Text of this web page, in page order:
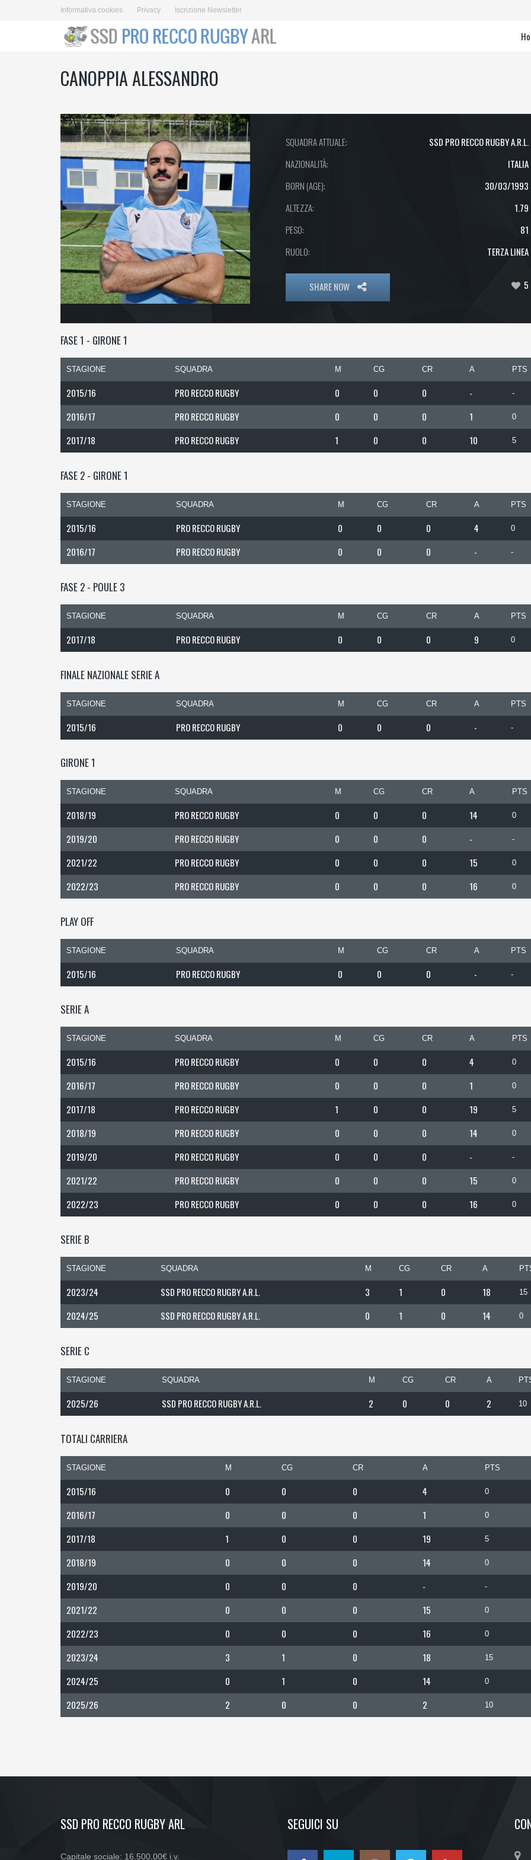
Informativa cookies Privacy Iscrizione Newsletter
CANOPPIA ALESSANDRO
SQUADRA ATTUALE:
SSD PRO RECCO RUGBY A.R.L.
NAZIONALITÀ:
ITALIA
BORN (AGE):
30/03/1993
ALTEZZA:
1.79
PESO:
81
RUOLO:
TERZA LINEA
SHARE NOW 5
FASE 1 - GIRONE 1
STAGIONE SQUADRA M CG CR A PTS
2015/16 PRO RECCO RUGBY 0 0 0 - -
2016/17 PRO RECCO RUGBY 0 0 0 1 0
2017/18 PRO RECCO RUGBY 1 0 0 10 5
FASE 2 - GIRONE 1
STAGIONE SQUADRA M CG CR A PTS
2015/16 PRO RECCO RUGBY 0 0 0 4 0
2016/17 PRO RECCO RUGBY 0 0 0 - -
FASE 2 - POULE 3
STAGIONE SQUADRA M CG CR A PTS
2017/18 PRO RECCO RUGBY 0 0 0 9 0
FINALE NAZIONALE SERIE A
STAGIONE SQUADRA M CG CR A PTS
2015/16 PRO RECCO RUGBY 0 0 0 - -
GIRONE 1
STAGIONE SQUADRA M CG CR A PTS
2018/19 PRO RECCO RUGBY 0 0 0 14 0
2019/20 PRO RECCO RUGBY 0 0 0 - -
2021/22 PRO RECCO RUGBY 0 0 0 15 0
2022/23 PRO RECCO RUGBY 0 0 0 16 0
PLAY OFF
STAGIONE SQUADRA M CG CR A PTS
2015/16 PRO RECCO RUGBY 0 0 0 - -
SERIE A
STAGIONE SQUADRA M CG CR A PTS
2015/16 PRO RECCO RUGBY 0 0 0 4 0
2016/17 PRO RECCO RUGBY 0 0 0 1 0
2017/18 PRO RECCO RUGBY 1 0 0 19 5
2018/19 PRO RECCO RUGBY 0 0 0 14 0
2019/20 PRO RECCO RUGBY 0 0 0 - -
2021/22 PRO RECCO RUGBY 0 0 0 15 0
2022/23 PRO RECCO RUGBY 0 0 0 16 0
SERIE B
STAGIONE SQUADRA M CG CR A
2023/24 SSD PRO RECCO RUGBY A.R.L. 3 1 0 18 15
2024/25 SSD PRO RECCO RUGBY A.R.L. 0 1 0 14 0
SERIE C
STAGIONE SQUADRA M CG CR A
2025/26 SSD PRO RECCO RUGBY A.R.L. 2 0 0 2 10
TOTALI CARRIERA
STAGIONE M CG CR A PTS
2015/16 0 0 0 4 0
2016/17 0 0 0 1 0
2017/18 1 0 0 19 5
2018/19 0 0 0 14 0
2019/20 0 0 0 - -
2021/22 0 0 0 15 0
2022/23 0 0 0 16 0
2023/24 3 1 0 18 15
2024/25 0 1 0 14 0
2025/26 2 0 0 2 10
SSD PRO RECCO RUGBY ARL
Capitale sociale: 16.500,00€ i.v.
SEGUICI SU